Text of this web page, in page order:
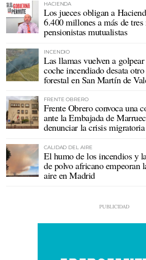
HACIENDA
Los jueces obligan a
6.400 millones a más de
pensionistas mutualistas
INCENDIO
Las llamas vuelven a
coche incendiado desata
forestal en San Martín de
FRENTE OBRERO
Frente Obrero convoca una
ante la Embajada de
denunciar la crisis
CALIDAD DEL AIRE
El humo de los incendios y
de polvo africano empeoran
aire en Madrid